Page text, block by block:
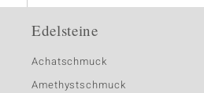
Edelsteine
Achatschmuck
Amethystschmuck